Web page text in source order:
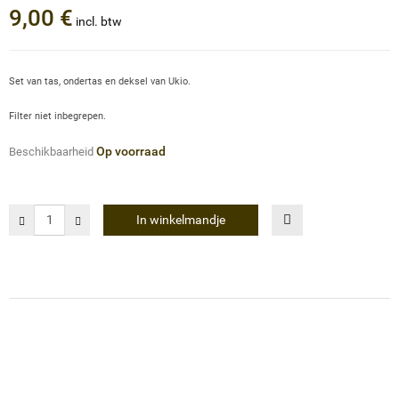
9,00 € incl. btw
Set van tas, ondertas en deksel van Ukio.
Filter niet inbegrepen.
Beschikbaarheid Op voorraad
In winkelmandje